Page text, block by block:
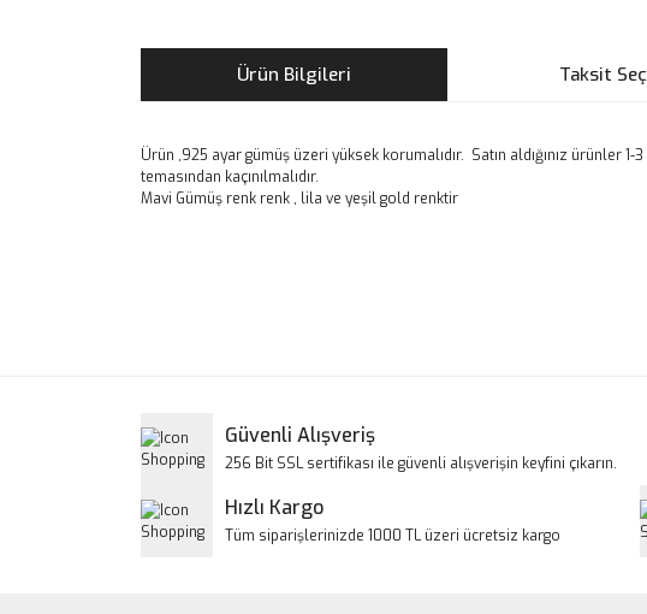
Ürün Bilgileri Taksit
Ürün ,925 ayar gümüş üzeri yüksek korumalıdır. Satın aldığınız
temasından kaçınılmalıdır.
Mavi Gümüş renk renk , lila ve yeşil gold renktir
Ürün fiyatı diğer sitelerden daha pahalı.
Güvenli Alışveriş
256 Bit SSL sertifikası ile güvenli alışverişin keyfini çıkarın.
Hızlı Kargo
Tüm siparişlerinizde 1000 TL üzeri ücretsiz kargo